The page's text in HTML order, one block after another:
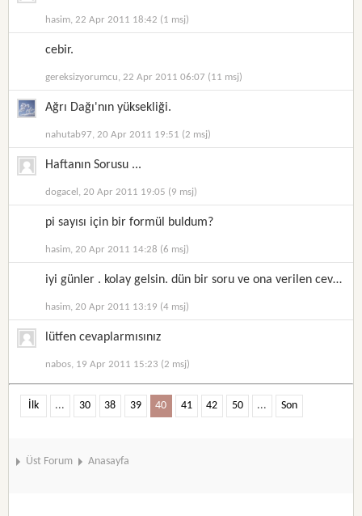
hasim, 22 Apr 2011 18:42 (1 msj)
cebir.
gereksizyorumcu, 22 Apr 2011 06:07 (11 msj)
Ağrı Dağı'nın yüksekliği.
nahutab97, 20 Apr 2011 19:51 (2 msj)
Haftanın Sorusu ...
dogacel, 20 Apr 2011 19:05 (9 msj)
pi sayısı için bir formül buldum?
hasim, 20 Apr 2011 14:28 (6 msj)
iyi günler . kolay gelsin. dün bir soru ve ona verilen cevabı paylaşmıştım
hasim, 20 Apr 2011 13:19 (4 msj)
lütfen cevaplarmısınız
nabos, 19 Apr 2011 15:23 (2 msj)
İlk ... 30 38 39 40 41 42 50 ... Son
Üst Forum Anasayfa